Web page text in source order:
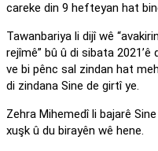
careke din 9 hefteyan hat
Tawanbariya li dijî wê
rejîmê” bû û di sibata
ve bi pênc sal zindan hat
di zindana Sine de girtî ye.
Zehra Mihemedî li bajarê
xuşk û du birayên wê hene.